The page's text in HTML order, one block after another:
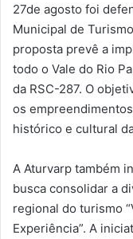
27de agosto foi
Municipal de
proposta prevê a
todo o Vale do Rio
da RSC-287. O
os
histórico e cultural
A Aturvarp também
busca consolidar a
regional do turismo
Experiência”. A